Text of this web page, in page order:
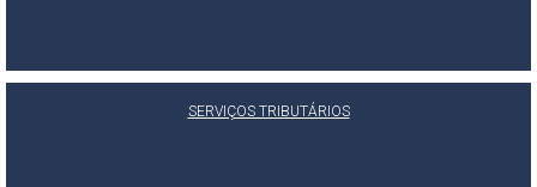
SERVIÇOS TRIBUTÁRIOS